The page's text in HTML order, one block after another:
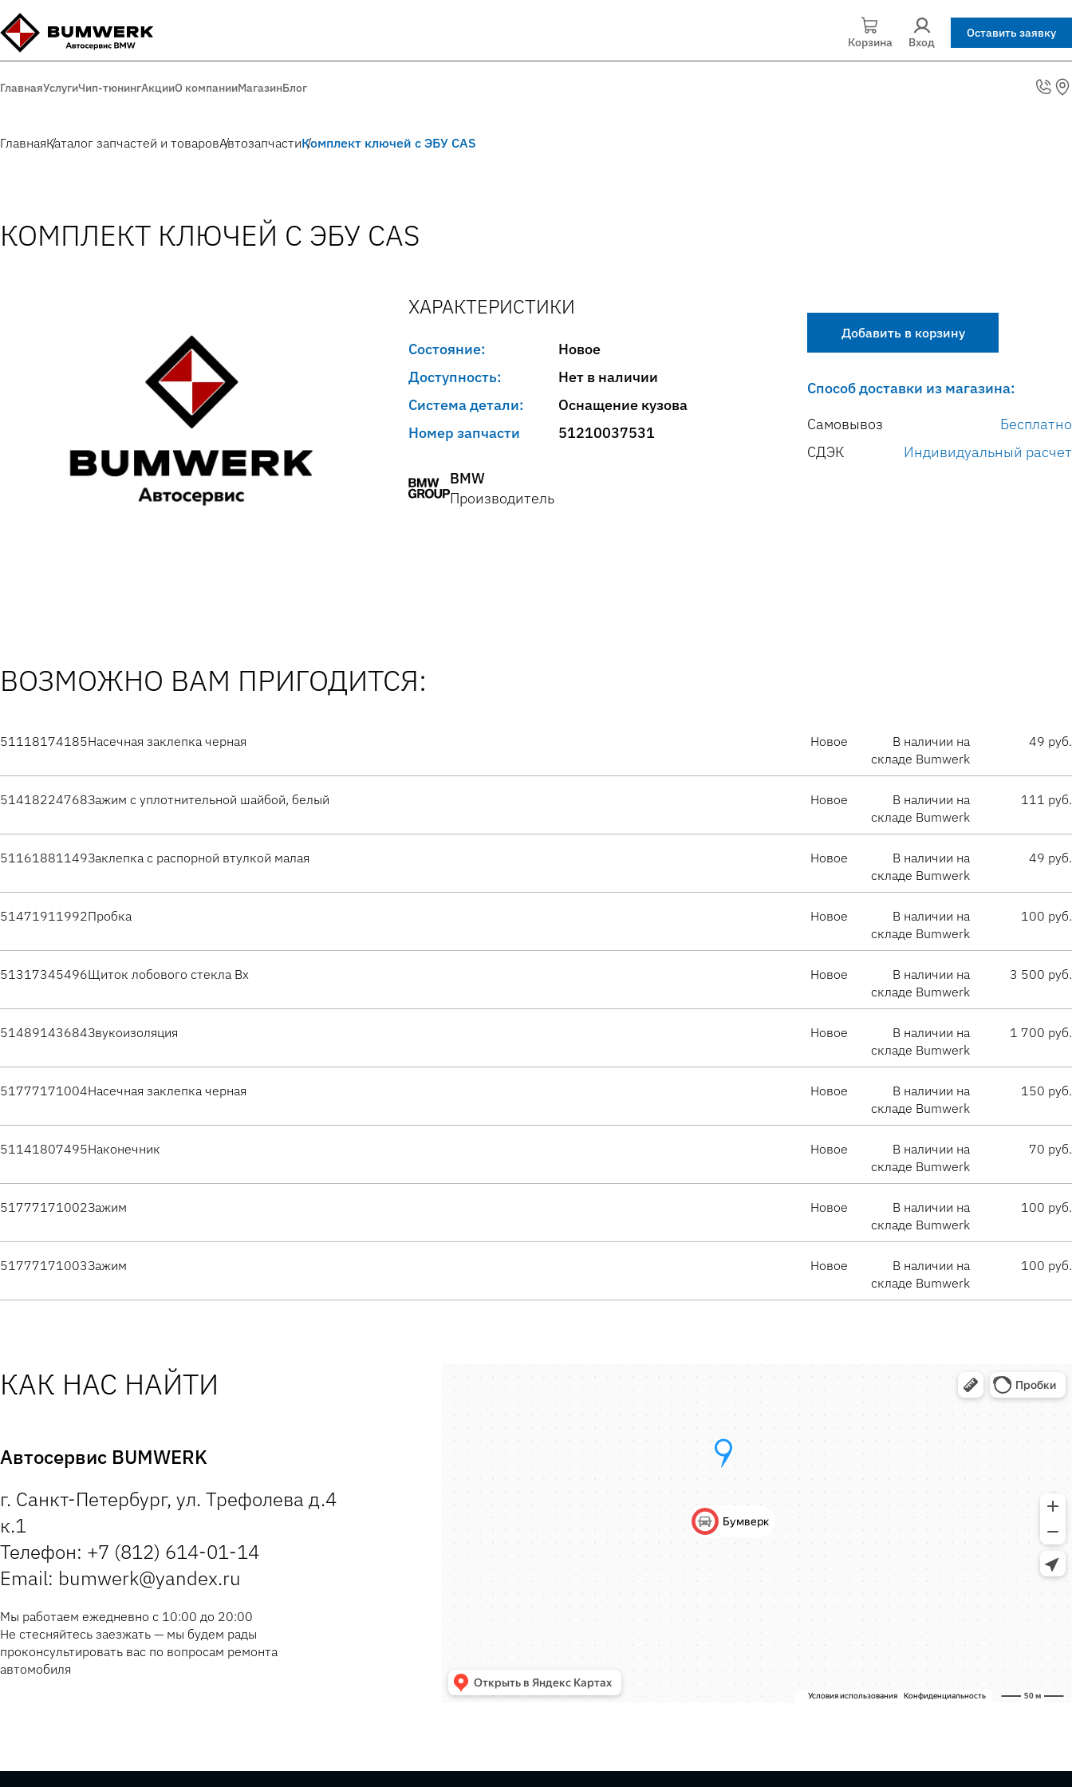
Корзина Вход
Оставить заявку
ГлавнаяУслугиЧип-тюнингАкцииО компанииМагазинБлог
ГлавнаяКаталог запчастей и товаровАвтозапчастиКомплект ключей с ЭБУ CAS
КОМПЛЕКТ КЛЮЧЕЙ С ЭБУ CAS
ХАРАКТЕРИСТИКИ
Состояние:
Новое
Доступность:
Нет в наличии
Система детали:
Оснащение кузова
Номер запчасти
51210037531
BMW
Производитель
Добавить в корзину
Способ доставки из магазина:
Самовывоз
Бесплатно
СДЭК
Индивидуальный расчет
ВОЗМОЖНО ВАМ ПРИГОДИТСЯ:
51118174185Насечная заклепка черная Новое
В наличии на
складе Bumwerk
49 руб.
51418224768Зажим с уплотнительной шайбой, белый Новое
В наличии на
складе Bumwerk
111 руб.
51161881149Заклепка с распорной втулкой малая Новое
В наличии на
складе Bumwerk
49 руб.
51471911992Пробка Новое
В наличии на
складе Bumwerk
100 руб.
51317345496Щиток лобового стекла Вх Новое
В наличии на
складе Bumwerk
3 500 руб.
51489143684Звукоизоляция Новое
В наличии на
складе Bumwerk
1 700 руб.
51777171004Насечная заклепка черная Новое
В наличии на
складе Bumwerk
150 руб.
51141807495Наконечник Новое
В наличии на
складе Bumwerk
70 руб.
51777171002Зажим Новое
В наличии на
складе Bumwerk
100 руб.
51777171003Зажим Новое
В наличии на
складе Bumwerk
100 руб.
КАК НАС НАЙТИ
Автосервис BUMWERK
г. Санкт-Петербург, ул. Трефолева д.4
к.1
Телефон: +7 (812) 614-01-14
Email: bumwerk@yandex.ru
Мы работаем ежедневно с 10:00 до 20:00
Не стесняйтесь заезжать — мы будем рады
проконсультировать вас по вопросам ремонта
автомобиля